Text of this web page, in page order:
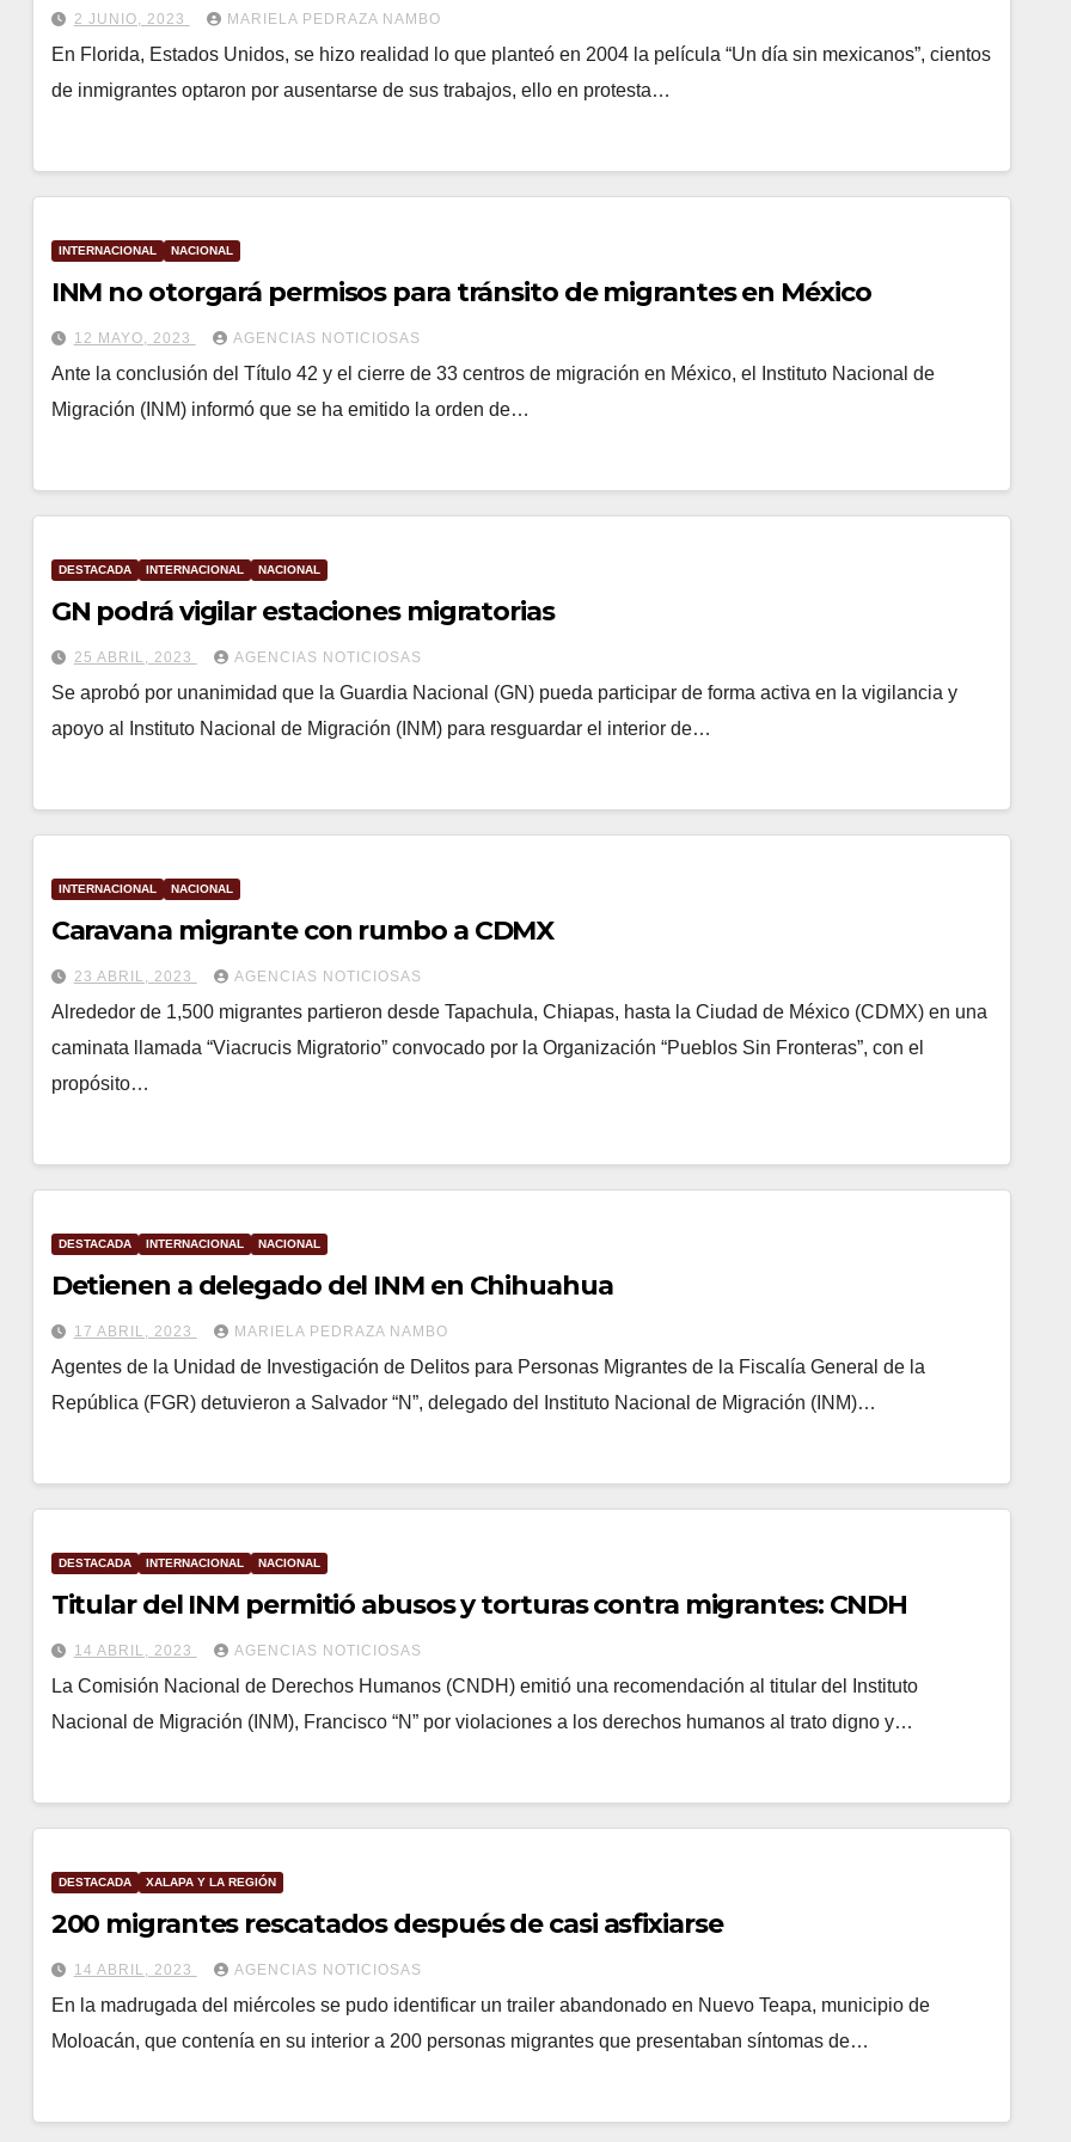
2 JUNIO, 2023 MARIELA PEDRAZA NAMBO
En Florida, Estados Unidos, se hizo realidad lo que planteó en 2004 la película “Un día sin mexicanos”, cientos
de inmigrantes optaron por ausentarse de sus trabajos, ello en protesta…
INTERNACIONAL NACIONAL
INM no otorgará permisos para tránsito de migrantes en México
12 MAYO, 2023 AGENCIAS NOTICIOSAS
Ante la conclusión del Título 42 y el cierre de 33 centros de migración en México, el Instituto Nacional de
Migración (INM) informó que se ha emitido la orden de…
DESTACADA INTERNACIONAL NACIONAL
GN podrá vigilar estaciones migratorias
25 ABRIL, 2023 AGENCIAS NOTICIOSAS
Se aprobó por unanimidad que la Guardia Nacional (GN) pueda participar de forma activa en la vigilancia y
apoyo al Instituto Nacional de Migración (INM) para resguardar el interior de…
INTERNACIONAL NACIONAL
Caravana migrante con rumbo a CDMX
23 ABRIL, 2023 AGENCIAS NOTICIOSAS
Alrededor de 1,500 migrantes partieron desde Tapachula, Chiapas, hasta la Ciudad de México (CDMX) en una
caminata llamada “Viacrucis Migratorio” convocado por la Organización “Pueblos Sin Fronteras”, con el
propósito…
DESTACADA INTERNACIONAL NACIONAL
Detienen a delegado del INM en Chihuahua
17 ABRIL, 2023 MARIELA PEDRAZA NAMBO
Agentes de la Unidad de Investigación de Delitos para Personas Migrantes de la Fiscalía General de la
República (FGR) detuvieron a Salvador “N”, delegado del Instituto Nacional de Migración (INM)…
DESTACADA INTERNACIONAL NACIONAL
Titular del INM permitió abusos y torturas contra migrantes: CNDH
14 ABRIL, 2023 AGENCIAS NOTICIOSAS
La Comisión Nacional de Derechos Humanos (CNDH) emitió una recomendación al titular del Instituto
Nacional de Migración (INM), Francisco “N” por violaciones a los derechos humanos al trato digno y…
DESTACADA XALAPA Y LA REGIÓN
200 migrantes rescatados después de casi asfixiarse
14 ABRIL, 2023 AGENCIAS NOTICIOSAS
En la madrugada del miércoles se pudo identificar un trailer abandonado en Nuevo Teapa, municipio de
Moloacán, que contenía en su interior a 200 personas migrantes que presentaban síntomas de…